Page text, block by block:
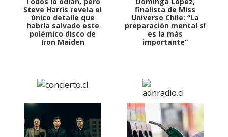
Steve Harris revela el
único detalle que
habría salvado este
polémico disco de
Iron Maiden
finalista de Miss
Universo Chile: “La
preparación mental sí
es la más
importante”